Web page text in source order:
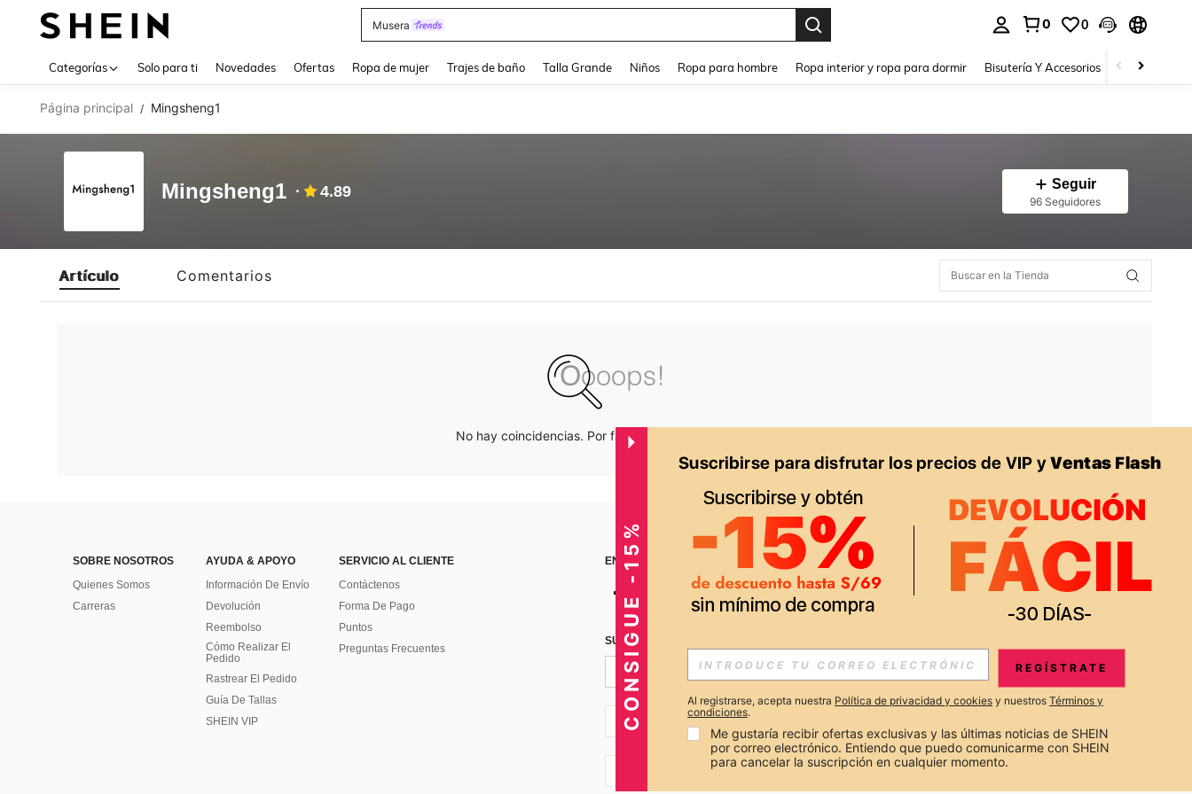
Musera
0 0
Categorías Solo para ti Novedades Ofertas Ropa de mujer Trajes de baño Talla Grande Niños Ropa para hombre Ropa interior y ropa para dormir Bisutería Y Accesorios Zapatos
Página principal / Mingsheng1
Mingsheng1 4.89 Seguir
96 Seguidores
Artículo Comentarios
No hay coincidencias. Por favor inténtalo de nuevo.
SOBRE NOSOTROS
Quienes Somos
Carreras
AYUDA & APOYO
Información De Envío
Devolución
Reembolso
Cómo Realizar El
Pedido
Rastrear El Pedido
Guía De Tallas
SHEIN VIP
SERVICIO AL CLIENTE
Contáctenos
Forma De Pago
Puntos
Preguntas Frecuentes
ENCUÉNTRANOS EN APP
SUSCRÍBETE PARA RECIBIR OFERTAS EXCLUSIVAS, PROMOCIONES Y NOTICIAS DE SHEIN
Suscribir
PE + 51
CONSIGUE -15% REGÍSTRATE
Al registrarse, acepta nuestra Política de privacidad y cookies y nuestros Términos y
condiciones.
Me gustaría recibir ofertas exclusivas y las últimas noticias de SHEIN
por correo electrónico. Entiendo que puedo comunicarme con SHEIN
para cancelar la suscripción en cualquier momento.